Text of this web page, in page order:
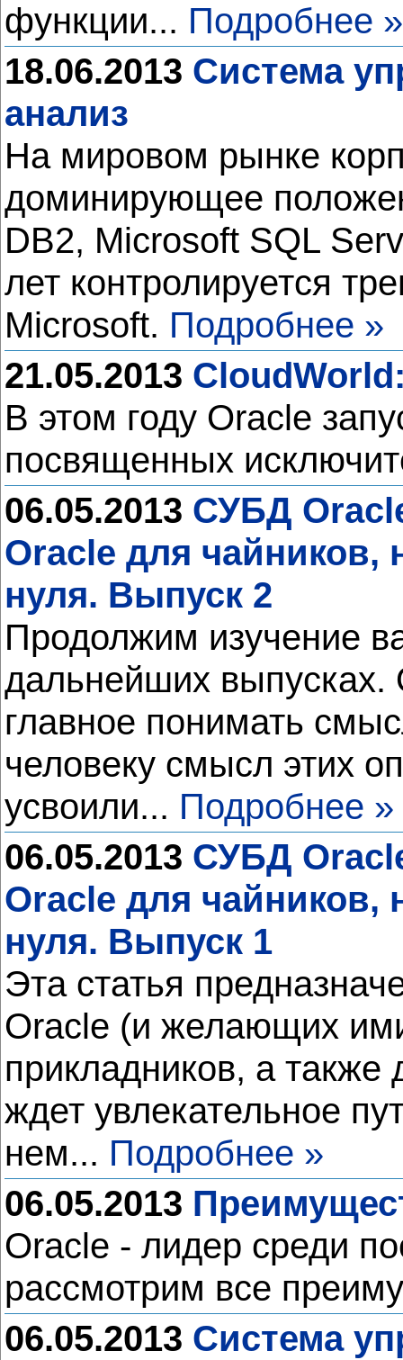
функции... Подробнее »
18.06.2013 Система
анализ
На мировом рынке
доминирующее
DB2, Microsoft SQL
лет контролируется
Microsoft. Подробнее »
21.05.2013
В этом году Oracle
посвященных
06.05.2013 СУБД
Oracle для
нуля. Выпуск 2
Продолжим изучение
дальнейших выпусках.
главное понимать
человеку смысл этих
усвоили... Подробнее »
06.05.2013 СУБД
Oracle для
нуля. Выпуск 1
Эта статья
Oracle (и желающих
прикладников, а
ждет увлекательное
нем... Подробнее »
06.05.2013
Oracle - лидер среди
рассмотрим все
06.05.2013 Система